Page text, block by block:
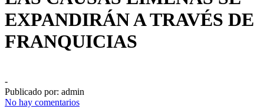
EXPANDIRÁN A TRAVÉS DE
FRANQUICIAS
-
Publicado por: admin
No hay comentarios